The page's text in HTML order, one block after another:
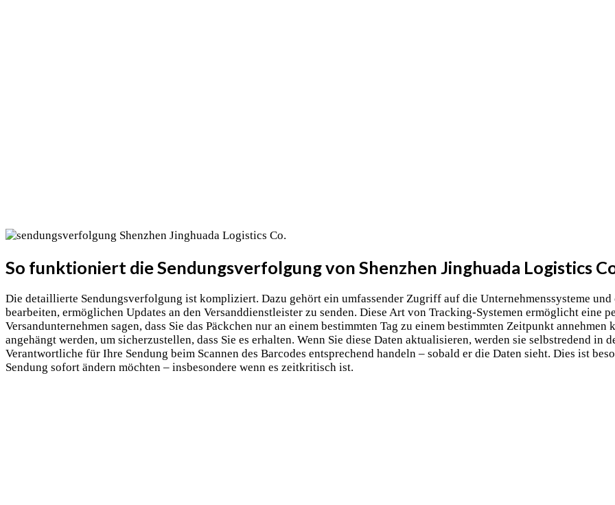
So funktioniert die Sendungsverfolgung von Shenzhen Jinghuada Logistics
Die detaillierte Sendungsverfolgung ist kompliziert. Dazu gehört ein umfassender Zugriff auf die Unternehmenssysteme und
bearbeiten, ermöglichen Updates an den Versanddienstleister zu senden. Diese Art von Tracking-Systemen ermöglicht eine
Versandunternehmen sagen, dass Sie das Päckchen nur an einem bestimmten Tag zu einem bestimmten Zeitpunkt
angehängt werden, um sicherzustellen, dass Sie es erhalten. Wenn Sie diese Daten aktualisieren, werden sie selbstredend in
Verantwortliche für Ihre Sendung beim Scannen des Barcodes entsprechend handeln – sobald er die Daten sieht. Dies ist
Sendung sofort ändern möchten – insbesondere wenn es zeitkritisch ist.